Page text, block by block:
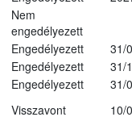
Nem
engedélyezett
Engedélyezett
31/
Engedélyezett
31/
Engedélyezett
31/
Visszavont
10/